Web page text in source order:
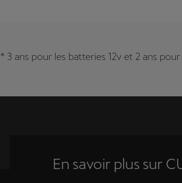
* 3 ans pour les batteries 12v et 2 ans
En savoir plus sur